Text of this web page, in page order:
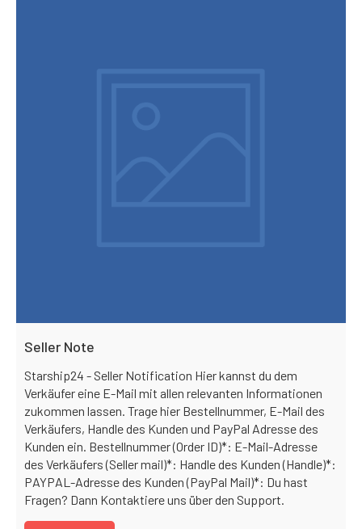
Seller Note
Starship24 - Seller Notification Hier kannst du dem
Verkäufer eine E-Mail mit allen relevanten Informationen
zukommen lassen. Trage hier Bestellnummer, E-Mail des
Verkäufers, Handle des Kunden und PayPal Adresse des
Kunden ein. Bestellnummer (Order ID)*: E-Mail-Adresse
des Verkäufers (Seller mail)*: Handle des Kunden (Handle)*:
PAYPAL-Adresse des Kunden (PayPal Mail)*: Du hast
Fragen? Dann Kontaktiere uns über den Support.